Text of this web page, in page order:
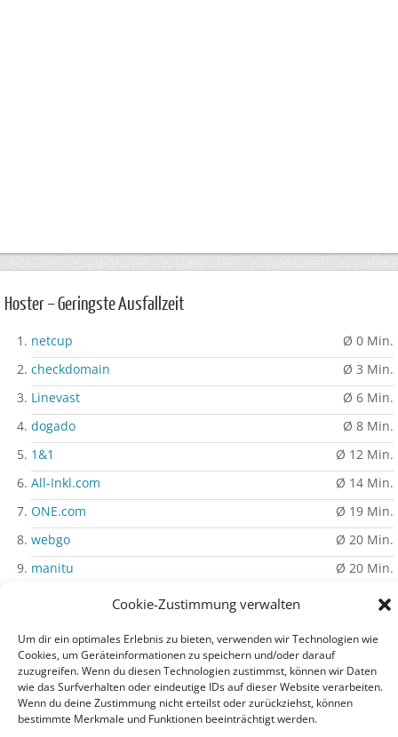
Cookie-Zustimmung verwalten
Um dir ein optimales Erlebnis zu bieten, verwenden wir Technologien wie
Cookies, um Geräteinformationen zu speichern und/oder darauf
zuzugreifen. Wenn du diesen Technologien zustimmst, können wir Daten
wie das Surfverhalten oder eindeutige IDs auf dieser Website verarbeiten.
Wenn du deine Zustimmung nicht erteilst oder zurückziehst, können
bestimmte Merkmale und Funktionen beeinträchtigt werden.
Hoster – Geringste Ausfallzeit
netcup
Ø 0 Min.
checkdomain
Ø 3 Min.
Linevast
Ø 6 Min.
dogado
Ø 8 Min.
1&1
Ø 12 Min.
All-Inkl.com
Ø 14 Min.
ONE.com
Ø 19 Min.
webgo
Ø 20 Min.
manitu
Ø 20 Min.
Ø 43 Min.
Impressum|Datenschutz|Auf PHP-Einfach.de werben